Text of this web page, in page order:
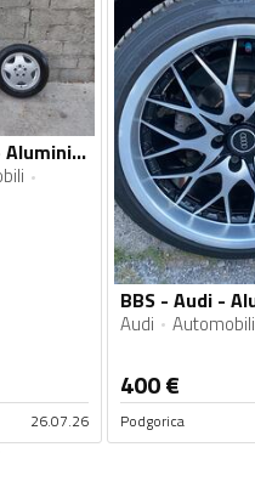
BBS - 15 195 65 - Aluminijum felne
26.07.26
Audi Automobili
400€
Podgorica